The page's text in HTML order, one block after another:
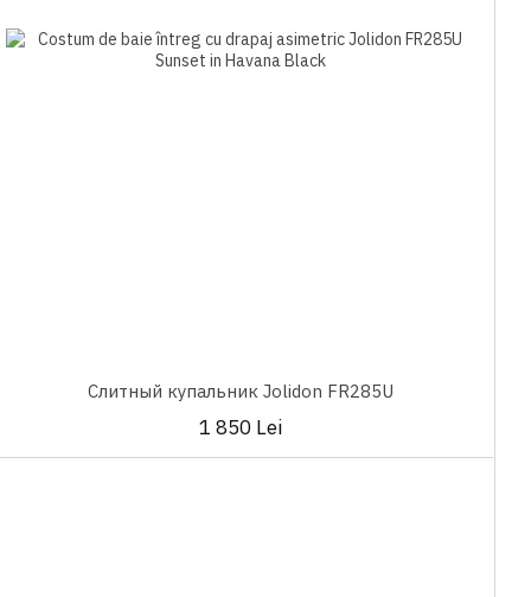
Слитный купальник Jolidon FR285U
1 850 Lei